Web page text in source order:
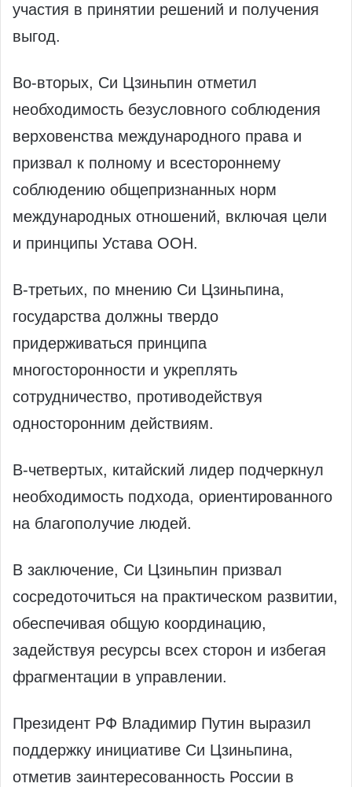
участия в принятии решений и получения
выгод.
Во-вторых, Си Цзиньпин отметил
необходимость безусловного соблюдения
верховенства международного права и
призвал к полному и всестороннему
соблюдению общепризнанных норм
международных отношений, включая цели
и принципы Устава ООН.
В-третьих, по мнению Си Цзиньпина,
государства должны твердо
придерживаться принципа
многосторонности и укреплять
сотрудничество, противодействуя
односторонним действиям.
В-четвертых, китайский лидер подчеркнул
необходимость подхода, ориентированного
на благополучие людей.
В заключение, Си Цзиньпин призвал
сосредоточиться на практическом развитии,
обеспечивая общую координацию,
задействуя ресурсы всех сторон и избегая
фрагментации в управлении.
Президент РФ Владимир Путин выразил
поддержку инициативе Си Цзиньпина,
отметив заинтересованность России в